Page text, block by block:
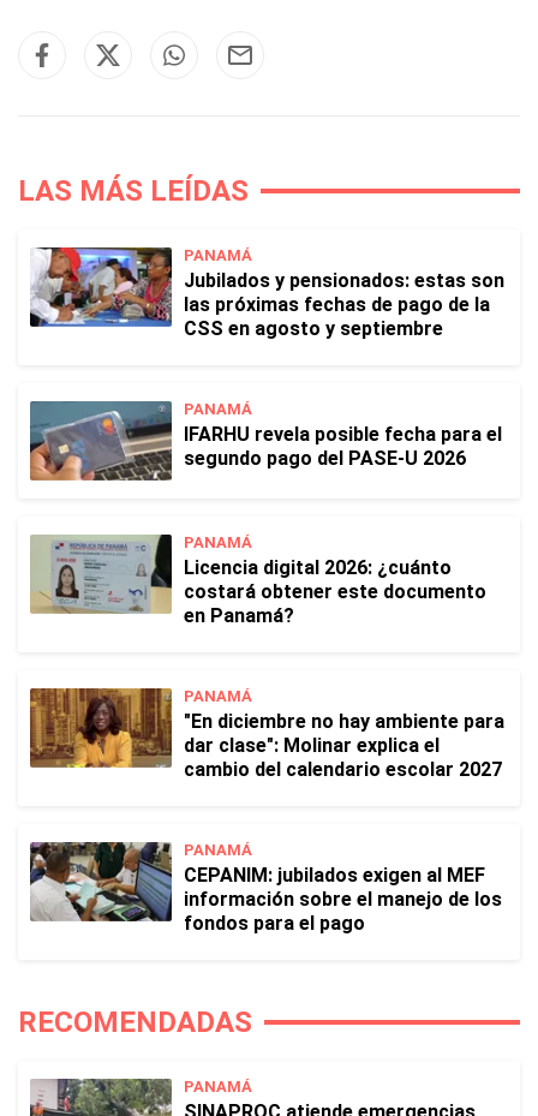
LAS MÁS LEÍDAS
PANAMÁ
Jubilados y pensionados: estas son
las próximas fechas de pago de la
CSS en agosto y septiembre
PANAMÁ
IFARHU revela posible fecha para el
segundo pago del PASE-U 2026
PANAMÁ
Licencia digital 2026: ¿cuánto
costará obtener este documento
en Panamá?
PANAMÁ
"En diciembre no hay ambiente para
dar clase": Molinar explica el
cambio del calendario escolar 2027
PANAMÁ
CEPANIM: jubilados exigen al MEF
información sobre el manejo de los
fondos para el pago
RECOMENDADAS
PANAMÁ